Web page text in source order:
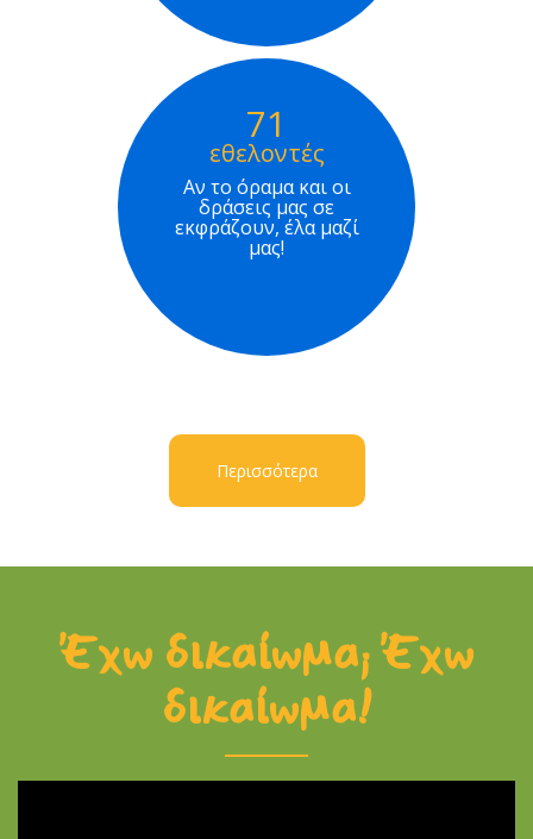
71
εθελοντές
Αν το όραμα και οι
δράσεις μας σε
εκφράζουν, έλα μαζί
μας!
Περισσότερα
Έχω δικαίωμα; Έχω
δικαίωμα!